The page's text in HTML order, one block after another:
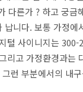
다른가 ? 하고 궁금
납니다. 보통 가정에
털 사이니지는
리고 가정환경과는
런 부분에서의 내